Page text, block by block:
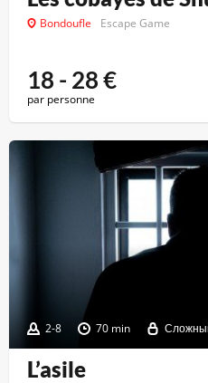
Bondoufle Escape Game
18 - 28€
par personne
2-8 70 min
L’asile